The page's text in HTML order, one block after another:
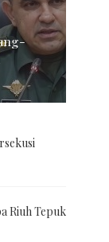
Riuh Tepuk